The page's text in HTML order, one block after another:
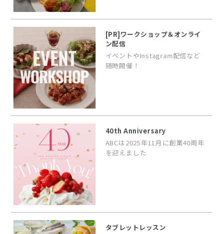
[PR]ワークショップ＆オンライ
ン配信
イベントやInstagram配信など
随時開催！
40th Anniversary
ABCは2025年11月に創業40周年
を迎えました
タブレットレッスン